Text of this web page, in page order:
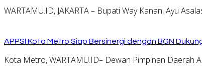
WARTAMU.ID, JAKARTA – Bupati Way Kanan, Ayu
APPSI Kota Metro Siap Bersinergi dengan BGN
Kota Metro, WARTAMU.ID– Dewan Pimpinan Daerah